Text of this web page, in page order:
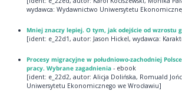
wydawca: Wydawnictwo Uniwersytetu
Mniej znaczy lepiej. O tym, jak odejście od wzrostu
[ident: e_22d1, autor: Jason Hickel, wydawca:
Procesy migracyjne w południowo-zachodniej
pracy. Wybrane zagadnienia- ebook
[ident: e_22d2, autor: Alicja Dolińska, Romuald
Uniwersytetu Ekonomicznego we Wrocławiu]